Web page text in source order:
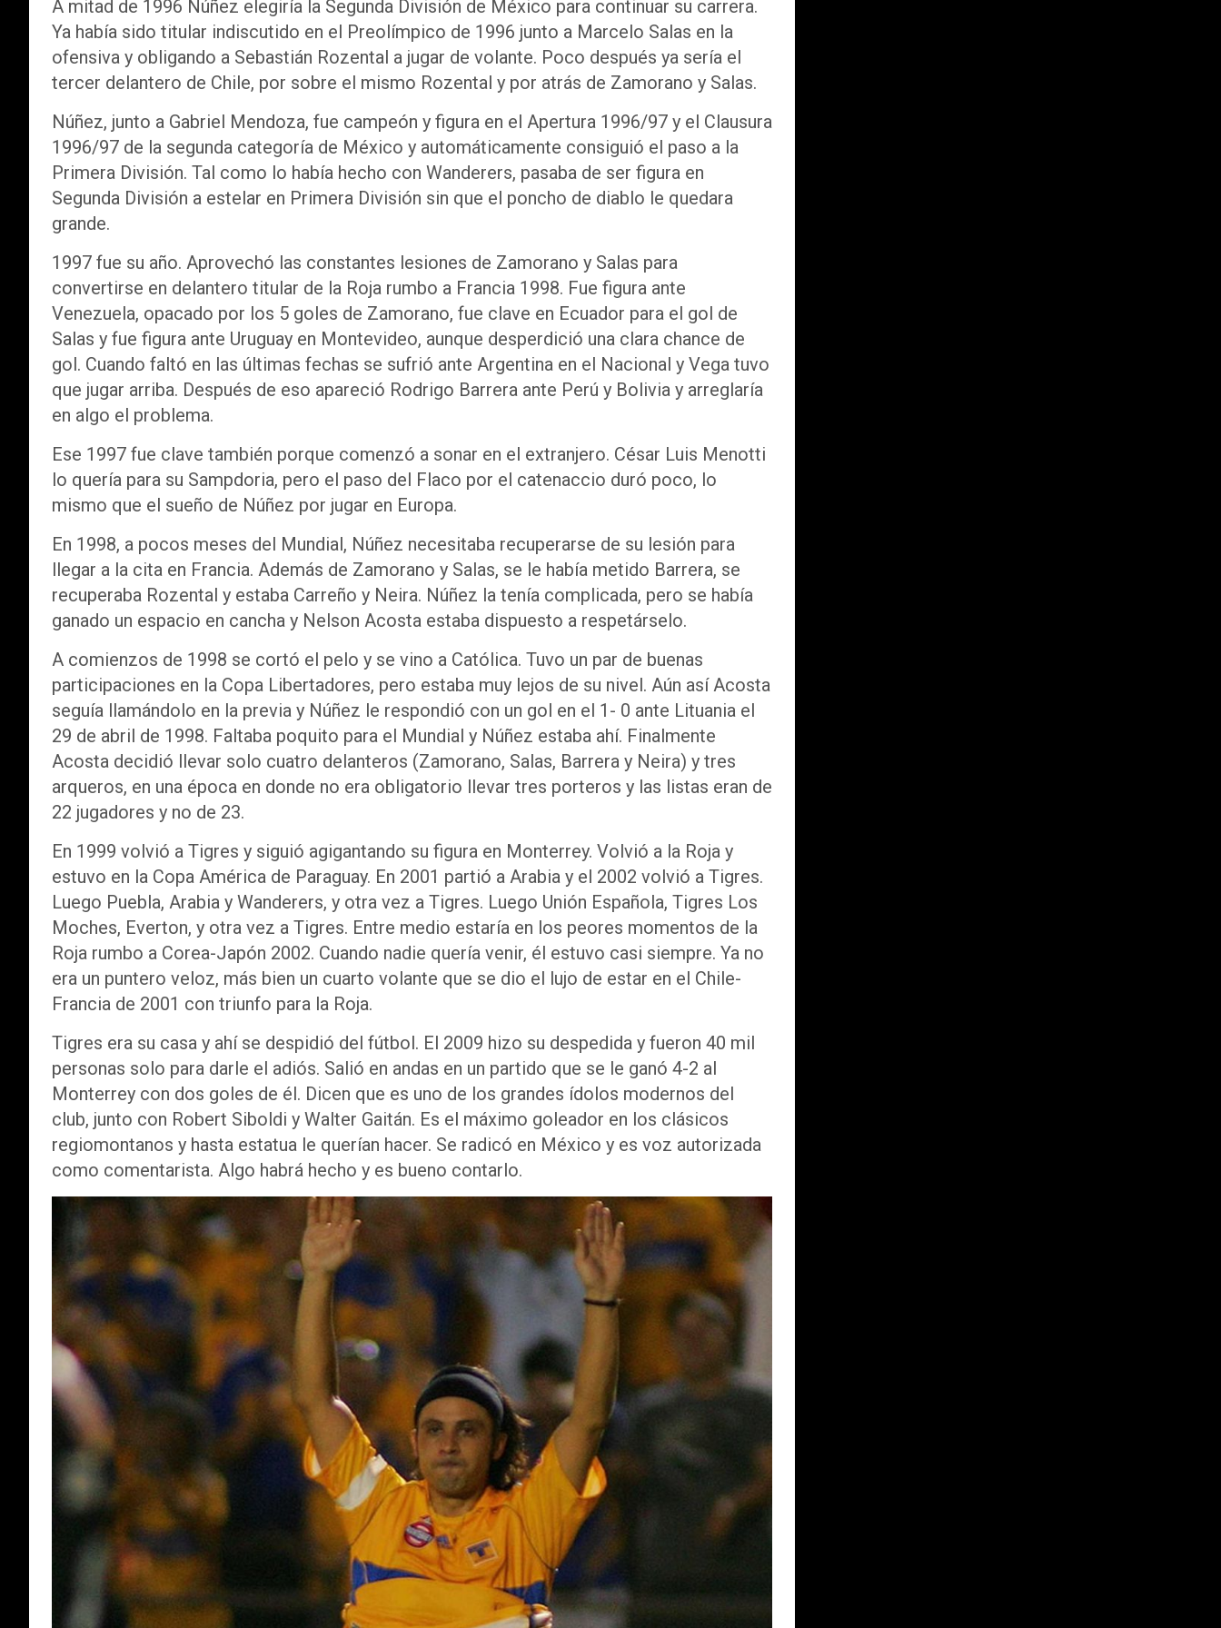
A mitad de 1996 Núñez elegiría la Segunda División de México para continuar su carrera.
Ya había sido titular indiscutido en el Preolímpico de 1996 junto a Marcelo Salas en la
ofensiva y obligando a Sebastián Rozental a jugar de volante. Poco después ya sería el
tercer delantero de Chile, por sobre el mismo Rozental y por atrás de Zamorano y Salas.
Núñez, junto a Gabriel Mendoza, fue campeón y figura en el Apertura 1996/97 y el Clausura
1996/97 de la segunda categoría de México y automáticamente consiguió el paso a la
Primera División. Tal como lo había hecho con Wanderers, pasaba de ser figura en
Segunda División a estelar en Primera División sin que el poncho de diablo le quedara
grande.
1997 fue su año. Aprovechó las constantes lesiones de Zamorano y Salas para
convertirse en delantero titular de la Roja rumbo a Francia 1998. Fue figura ante
Venezuela, opacado por los 5 goles de Zamorano, fue clave en Ecuador para el gol de
Salas y fue figura ante Uruguay en Montevideo, aunque desperdició una clara chance de
gol. Cuando faltó en las últimas fechas se sufrió ante Argentina en el Nacional y Vega tuvo
que jugar arriba. Después de eso apareció Rodrigo Barrera ante Perú y Bolivia y arreglaría
en algo el problema.
Ese 1997 fue clave también porque comenzó a sonar en el extranjero. César Luis Menotti
lo quería para su Sampdoria, pero el paso del Flaco por el catenaccio duró poco, lo
mismo que el sueño de Núñez por jugar en Europa.
En 1998, a pocos meses del Mundial, Núñez necesitaba recuperarse de su lesión para
llegar a la cita en Francia. Además de Zamorano y Salas, se le había metido Barrera, se
recuperaba Rozental y estaba Carreño y Neira. Núñez la tenía complicada, pero se había
ganado un espacio en cancha y Nelson Acosta estaba dispuesto a respetárselo.
A comienzos de 1998 se cortó el pelo y se vino a Católica. Tuvo un par de buenas
participaciones en la Copa Libertadores, pero estaba muy lejos de su nivel. Aún así Acosta
seguía llamándolo en la previa y Núñez le respondió con un gol en el 1- 0 ante Lituania el
29 de abril de 1998. Faltaba poquito para el Mundial y Núñez estaba ahí. Finalmente
Acosta decidió llevar solo cuatro delanteros (Zamorano, Salas, Barrera y Neira) y tres
arqueros, en una época en donde no era obligatorio llevar tres porteros y las listas eran de
22 jugadores y no de 23.
En 1999 volvió a Tigres y siguió agigantando su figura en Monterrey. Volvió a la Roja y
estuvo en la Copa América de Paraguay. En 2001 partió a Arabia y el 2002 volvió a Tigres.
Luego Puebla, Arabia y Wanderers, y otra vez a Tigres. Luego Unión Española, Tigres Los
Moches, Everton, y otra vez a Tigres. Entre medio estaría en los peores momentos de la
Roja rumbo a Corea-Japón 2002. Cuando nadie quería venir, él estuvo casi siempre. Ya no
era un puntero veloz, más bien un cuarto volante que se dio el lujo de estar en el Chile-
Francia de 2001 con triunfo para la Roja.
Tigres era su casa y ahí se despidió del fútbol. El 2009 hizo su despedida y fueron 40 mil
personas solo para darle el adiós. Salió en andas en un partido que se le ganó 4-2 al
Monterrey con dos goles de él. Dicen que es uno de los grandes ídolos modernos del
club, junto con Robert Siboldi y Walter Gaitán. Es el máximo goleador en los clásicos
regiomontanos y hasta estatua le querían hacer. Se radicó en México y es voz autorizada
como comentarista. Algo habrá hecho y es bueno contarlo.